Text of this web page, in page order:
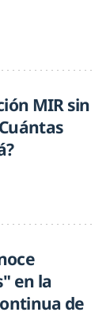
MIR sin
en la
de